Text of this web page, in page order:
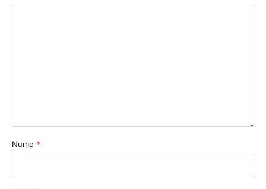
Nume *